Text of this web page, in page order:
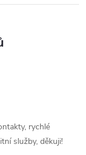
rychlé
služby, děkuji!